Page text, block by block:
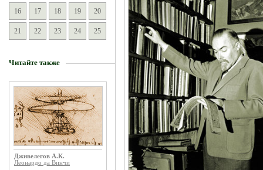
16 17 18 19 20
21 22 23 24 25
Читайте также
Дживелегов А.К.
Леонардо да Винчи